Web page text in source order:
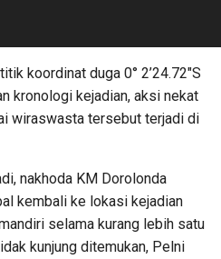
koordinat duga 0° 2’24.72″S
kronologi kejadian, aksi nekat
wiraswasta tersebut terjadi di
nakhoda KM Dorolonda
kembali ke lokasi kejadian
selama kurang lebih satu
kunjung ditemukan, Pelni